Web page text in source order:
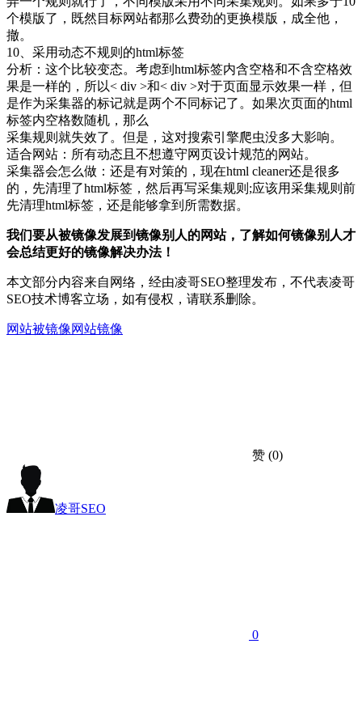
个模版了，既然目标网站都那么费劲的更换模版，成全他，
撤。
10、采用动态不规则的html标签
分析：这个比较变态。考虑到html标签内含空格和不含空格效
果是一样的，所以< div >和< div >对于页面显示效果一样，但
是作为采集器的标记就是两个不同标记了。如果次页面的html
标签内空格数随机，那么
采集规则就失效了。但是，这对搜索引擎爬虫没多大影响。
适合网站：所有动态且不想遵守网页设计规范的网站。
采集器会怎么做：还是有对策的，现在html cleaner还是很多
的，先清理了html标签，然后再写采集规则;应该用采集规则前
先清理html标签，还是能够拿到所需数据。
我们要从被镜像发展到镜像别人的网站，了解如何镜像别人才
会总结更好的镜像解决办法！
本文部分内容来自网络，经由凌哥SEO整理发布，不代表凌哥
SEO技术博客立场，如有侵权，请联系删除。
网站被镜像网站镜像
赞 (0)
凌哥SEO
0